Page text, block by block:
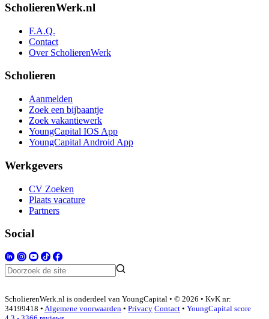
ScholierenWerk.nl
F.A.Q.
Contact
Over ScholierenWerk
Scholieren
Aanmelden
Zoek een bijbaantje
Zoek vakantiewerk
YoungCapital IOS App
YoungCapital Android App
Werkgevers
CV Zoeken
Plaats vacature
Partners
Social
ScholierenWerk.nl is onderdeel van YoungCapital • © 2026 • KvK nr:
34199418 • Algemene voorwaarden • Privacy Contact • YoungCapital score